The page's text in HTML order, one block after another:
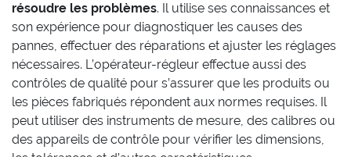
résoudre les problèmes. Il utilise ses connaissances et
son expérience pour diagnostiquer les causes des
pannes, effectuer des réparations et ajuster les réglages
nécessaires. L’opérateur-régleur effectue aussi des
contrôles de qualité pour s’assurer que les produits ou
les pièces fabriqués répondent aux normes requises. Il
peut utiliser des instruments de mesure, des calibres ou
des appareils de contrôle pour vérifier les dimensions,